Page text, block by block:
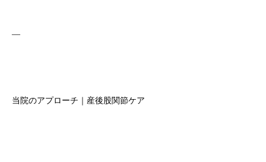
—
当院のアプローチ｜産後股関節ケア